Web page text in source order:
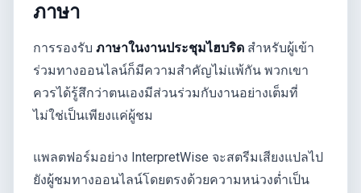
ภาษา
การรองรับ ภาษาในงานประชุมไฮบริด สำหรับผู้เข้า
ร่วมทางออนไลน์ก็มีความสำคัญไม่แพ้กัน พวกเขา
ควรได้รู้สึกว่าตนเองมีส่วนร่วมกับงานอย่างเต็มที่
ไม่ใช่เป็นเพียงแค่ผู้ชม
แพลตฟอร์มอย่าง InterpretWise จะสตรีมเสียงแปลไป
ยังผู้ชมทางออนไลน์โดยตรงด้วยความหน่วงต่ำเป็น